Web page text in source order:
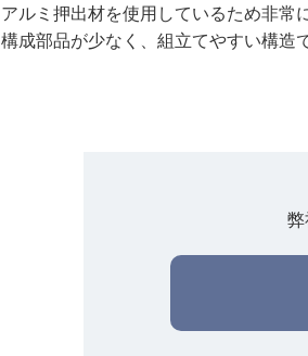
アルミ押出材を使用しているため非常
構成部品が少なく、組立てやすい構造